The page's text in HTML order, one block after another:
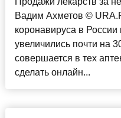
Вадим Ахметов ©
коронавируса в
увеличились почти на
совершается в тех
сделать онлайн...